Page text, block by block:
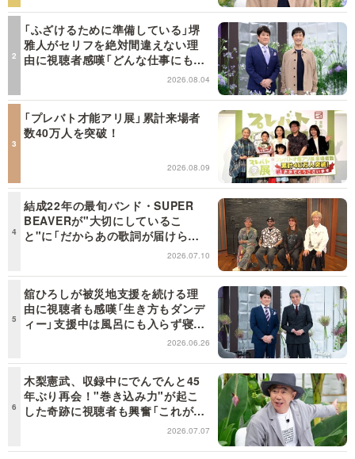
「ふざけるために準備している」堺
雅人がセリフを絶対間違えない理
由に視聴者感嘆「どんな仕事にも当
てはまる」【日曜日の初耳学】2026.08.04
「プレバト才能アリ展」累計来場者
数40万人を突破！
2026.08.09
結成22年の最旬バンド・SUPER
BEAVERが"大切にしているこ
と"に「だからあの歌詞が届けられ
るんだ」共感の声＜日曜日の初耳学
2026.07.10
舘ひろしが被災地支援を続ける理
由に視聴者も感嘆「生き方もダンデ
ィー」支援中は風呂にも入らず寝袋
で寝泊まり【日曜日の初耳学】2026.06.26
木梨憲武、収録中にでんでんと45
年ぶり再会！"巻き込み力"が起こ
した奇跡に視聴者も興奮「これがテ
レビの面白さだよね！」＜日曜日の
2026.07.07